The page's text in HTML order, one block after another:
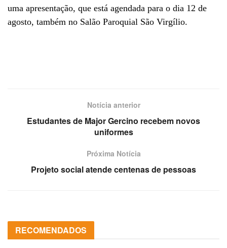
uma apresentação, que está agendada para o dia 12 de
agosto, também no Salão Paroquial São Virgílio.
Notícia anterior
Estudantes de Major Gercino recebem novos
uniformes
Próxima Notícia
Projeto social atende centenas de pessoas
RECOMENDADOS